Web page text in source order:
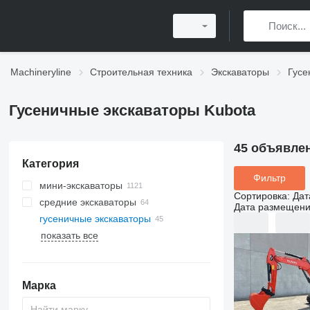
Machineryline Строительная техника Экскаваторы
Гусеничные экскаваторы Kubota
Категория
мини-экскаваторы
средние экскаваторы
гусеничные экскаваторы
показать все
Марка
45
Фильтр
Сортировка:
Дата